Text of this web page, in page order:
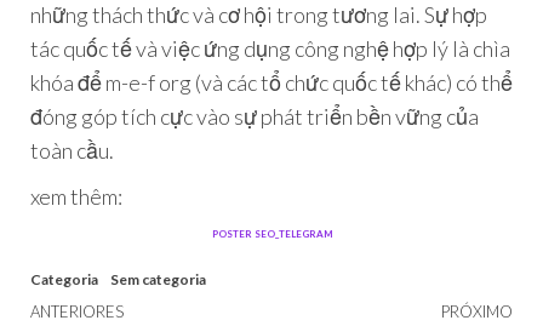
những thách thức và cơ hội trong tương lai. Sự hợp
tác quốc tế và việc ứng dụng công nghệ hợp lý là chìa
khóa để m-e-f org (và các tổ chức quốc tế khác) có thể
đóng góp tích cực vào sự phát triển bền vững của
toàn cầu.
xem thêm:
POSTER SEO_TELEGRAM
Categoria Sem categoria
ANTERIORES PRÓXIMO